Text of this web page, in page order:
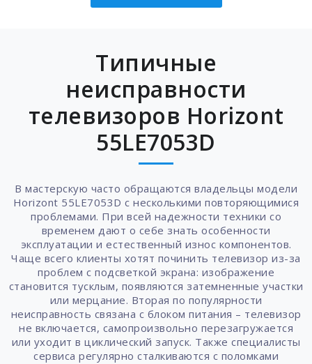
Типичные
неисправности
телевизоров Horizont
55LE7053D
В мастерскую часто обращаются владельцы модели
Horizont 55LE7053D с несколькими повторяющимися
проблемами. При всей надежности техники со
временем дают о себе знать особенности
эксплуатации и естественный износ компонентов.
Чаще всего клиенты хотят починить телевизор из-за
проблем с подсветкой экрана: изображение
становится тусклым, появляются затемненные участки
или мерцание. Вторая по популярности
неисправность связана с блоком питания – телевизор
не включается, самопроизвольно перезагружается
или уходит в циклический запуск. Также специалисты
сервиса регулярно сталкиваются с поломками